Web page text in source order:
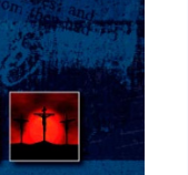
Богослів`я
Шлюб і сім`я
Здоров`я /
Юдаїзм